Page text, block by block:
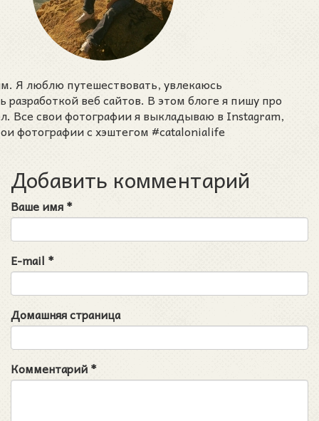
Я люблю путешествовать, увлекаюсь
веб сайтов. В этом блоге я пишу про
Все свои фотографии я выкладываю в Instagram,
фотографии с хэштегом #catalonialife
Добавить комментарий
Ваше имя*
E-mail *
Домашняя страница
Комментарий*